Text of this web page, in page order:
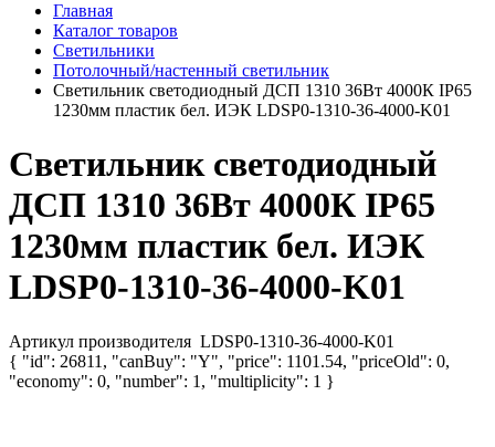
Главная
Каталог товаров
Светильники
Потолочный/настенный светильник
Светильник светодиодный ДСП 1310 36Вт 4000К IP65
1230мм пластик бел. ИЭК LDSP0-1310-36-4000-K01
Светильник светодиодный
ДСП 1310 36Вт 4000К IP65
1230мм пластик бел. ИЭК
LDSP0-1310-36-4000-K01
Артикул производителя LDSP0-1310-36-4000-K01
{ "id": 26811, "canBuy": "Y", "price": 1101.54, "priceOld": 0,
"economy": 0, "number": 1, "multiplicity": 1 }